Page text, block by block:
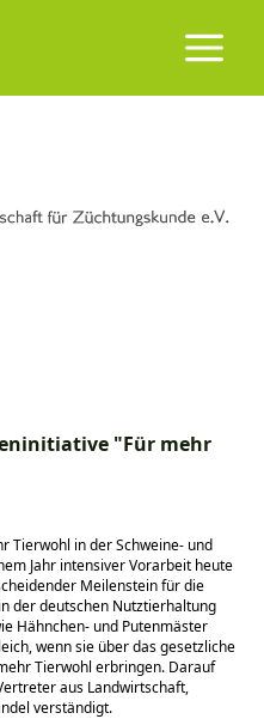
"Für mehr
Tierwohl in der Schweine- und
Jahr intensiver Vorarbeit heute
Meilenstein für die
der deutschen Nutztierhaltung
Hähnchen- und Putenmäster
wenn sie über das gesetzliche
Tierwohl erbringen. Darauf
aus Landwirtschaft,
verständigt.